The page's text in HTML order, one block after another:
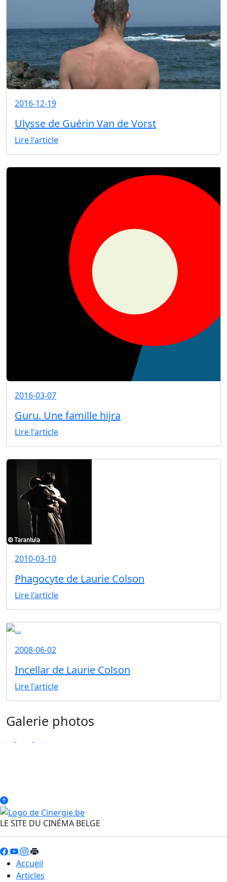
2016-12-19
Ulysse de Guérin Van de Vorst
Lire l'article
2016-03-07
Guru. Une famille hijra
Lire l'article
2010-03-10
Phagocyte de Laurie Colson
Lire l'article
2008-06-02
Incellar de Laurie Colson
Lire l'article
Galerie photos
LE SITE DU CINÉMA BELGE
Accueil
Articles